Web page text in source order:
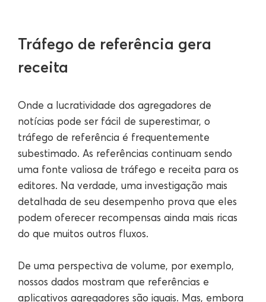
Tráfego de referência gera
receita
Onde a lucratividade dos agregadores de
notícias pode ser fácil de superestimar, o
tráfego de referência é frequentemente
subestimado. As referências continuam sendo
uma fonte valiosa de tráfego e receita para os
editores. Na verdade, uma investigação mais
detalhada de seu desempenho prova que eles
podem oferecer recompensas ainda mais ricas
do que muitos outros fluxos.
De uma perspectiva de volume, por exemplo,
nossos dados mostram que referências e
aplicativos agregadores são iguais. Mas, embora